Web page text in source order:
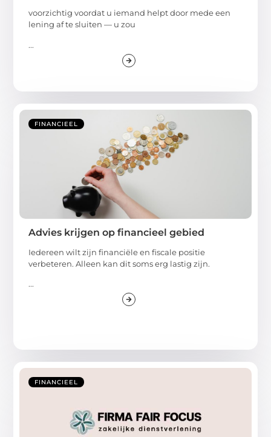
voorzichtig voordat u iemand helpt door mede een
lening af te sluiten — u zou
...
FINANCIEEL
Advies krijgen op financieel gebied
Iedereen wilt zijn financiële en fiscale positie
verbeteren. Alleen kan dit soms erg lastig zijn.
...
FINANCIEEL